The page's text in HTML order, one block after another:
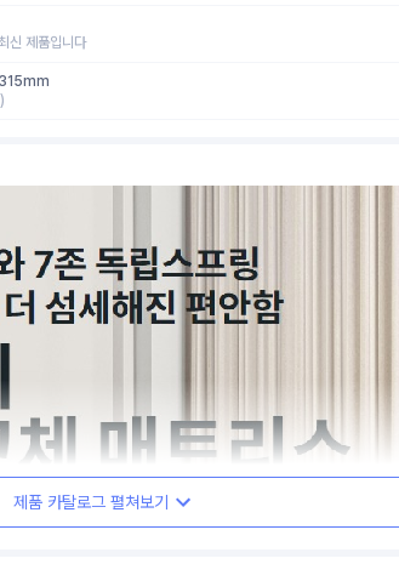
신 제품입니다
제품 카탈로그 펼쳐보기